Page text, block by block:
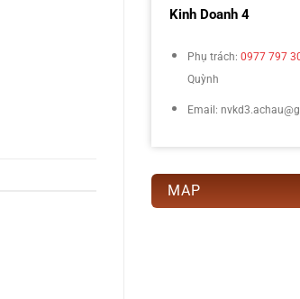
Kinh Doanh 4
Phụ trách: 0977 797
Quỳnh
Email:
MAP